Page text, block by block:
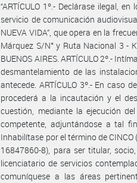
“ARTÍCULO 1º.- Declárase ilegal,
servicio de comunicación
NUEVA VIDA”, que opera en la
Márquez S/N° y Ruta Nacional 3 -
BUENOS AIRES. ARTÍCULO 2º.-
desmantelamiento de las
antecede. ARTÍCULO 3º.- En caso
procederá a la incautación y el
cuestión, mediante la ejecución
competente, adjuntándose a tal
Inhabilítase por el término de CINCO
16847860-8), para ser titular,
licenciatario de servicios
comuníquese a las áreas